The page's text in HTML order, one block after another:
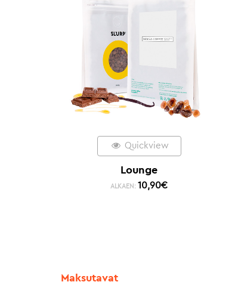
Quickview
Lounge
ALKAEN: 10,90€
Maksutavat